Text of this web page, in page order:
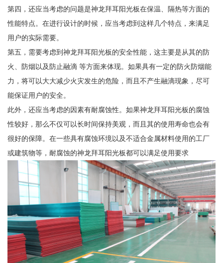
第四，还应当考虑的问题是神龙拜耳阳光板在保温、隔热等方面的
性能特点。在进行设计的时候，应当考虑到这样几个特点，来满足
用户的实际需要。
第五，需要考虑到神龙拜耳阳光板的安全性能，这主要是从其的防
火、防烟以及防止融滴 等方面来体现。如果具有一定的防火防烟能
力，将可以大大减少火灾发生的危险，而且不产生融滴现象，尽可
能保证用户的安全。
此外，还应当考虑的因素有耐腐蚀性。如果神龙拜耳阳光板的腐蚀
性较好，那么不仅可以长时间保持美观，而且其的使用寿命也会有
很好的保障。在一些具有腐蚀环境以及不适合金属材料使用的工厂
或建筑物等，耐腐蚀的神龙拜耳阳光板都可以满足使用要求